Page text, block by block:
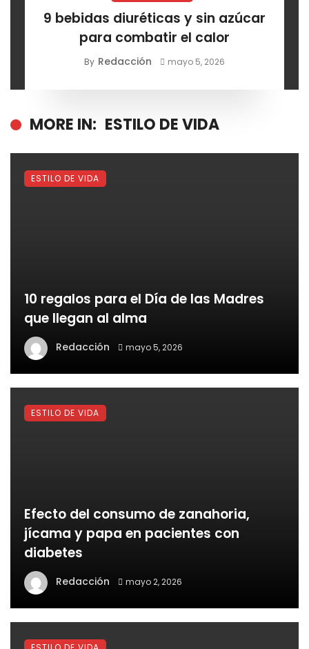
9 bebidas diuréticas y sin azúcar
para combatir el calor
By Redacción mayo 5, 2026
MORE IN: ESTILO DE VIDA
10 regalos para el Día de las Madres
que llegan al alma
Redacción mayo 5, 2026
ESTILO DE VIDA
Efecto del consumo de zanahoria,
jícama y papa en pacientes con
diabetes
Redacción mayo 2, 2026
ESTILO DE VIDA